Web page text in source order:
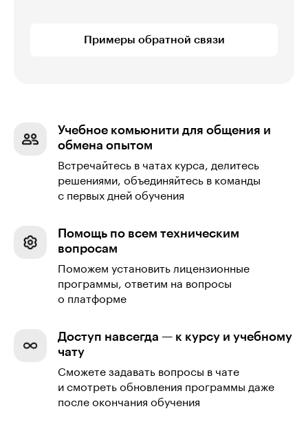
Примеры обратной связи
Учебное комьюнити для общения и
обмена опытом
Встречайтесь в чатах курса, делитесь
решениями, объединяйтесь в команды
с первых дней обучения
Помощь по всем техническим
вопросам
Поможем установить лицензионные
программы, ответим на вопросы
о платформе
Доступ навсегда — к курсу и учебному
чату
Сможете задавать вопросы в чате
и смотреть обновления программы даже
после окончания обучения